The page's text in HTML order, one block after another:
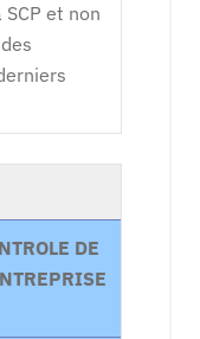
et non
DE